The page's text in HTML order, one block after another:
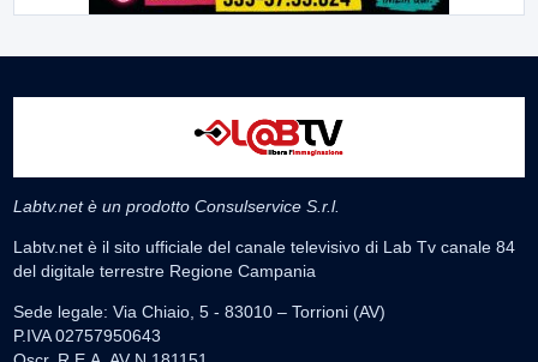
Labtv.net è un prodotto Consulservice S.r.l.
Labtv.net è il sito ufficiale del canale televisivo di Lab Tv canale 84
del digitale terrestre Regione Campania
Sede legale: Via Chiaio, 5 - 83010 – Torrioni (AV)
P.IVA 02757950643